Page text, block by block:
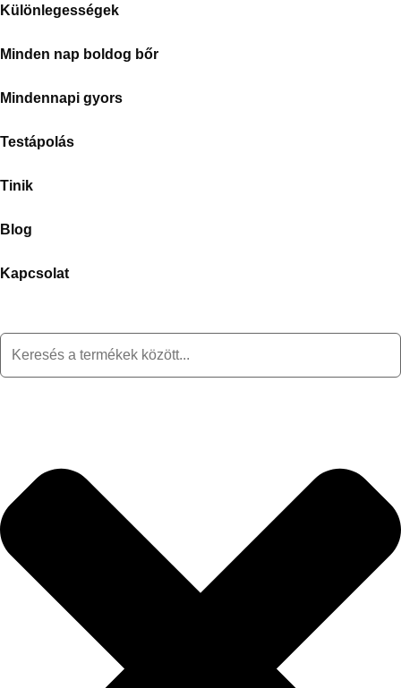
Különlegességek
Minden nap boldog bőr
Mindennapi gyors
Testápolás
Tinik
Blog
Kapcsolat